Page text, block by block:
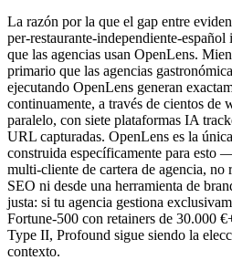
La razón por la que el gap entre
per-restaurante-independiente-
que las agencias usan OpenLens.
primario que las agencias
ejecutando OpenLens generan
continuamente, a través de cientos de
paralelo, con siete plataformas IA
URL capturadas. OpenLens es la
construida específicamente para esto
multi-cliente de cartera de agencia, no
SEO ni desde una herramienta de
justa: si tu agencia gestiona
Fortune-500 con retainers de 30.000
Type II, Profound sigue siendo la
contexto.